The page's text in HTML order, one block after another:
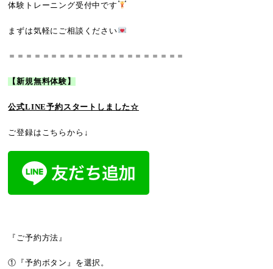
体験トレーニング受付中です
まずは気軽にご相談ください
＝＝＝＝＝＝＝＝＝＝＝＝＝＝＝＝＝＝＝＝＝
【新規無料体験】
公式LINE予約スタートしました☆
ご登録はこちらから↓
『ご予約方法』
①『予約ボタン』を選択。